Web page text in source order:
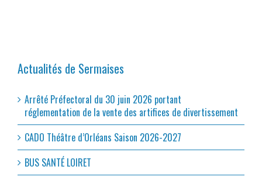
Actualités de Sermaises
Arrêté Préfectoral du 30 juin 2026 portant
réglementation de la vente des artifices de divertissement
CADO Théâtre d’Orléans Saison 2026-2027
BUS SANTÉ LOIRET